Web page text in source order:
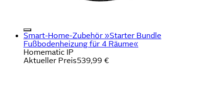
Smart-Home-Zubehör »Starter Bundle
Fußbodenheizung für 4 Räume«
Homematic IP
Aktueller Preis539,99 €